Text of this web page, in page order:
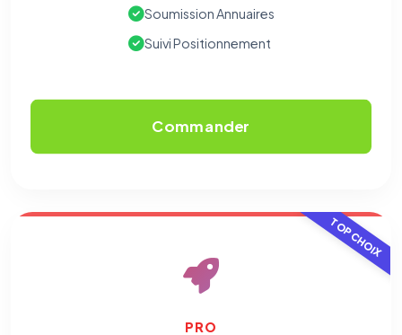
Soumission Annuaires
Suivi Positionnement
Commander
TOP CHOIX
PRO